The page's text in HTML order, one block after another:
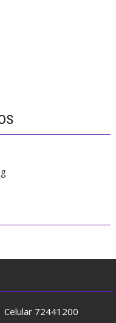
72441200